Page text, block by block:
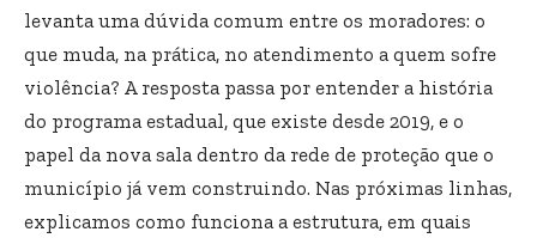
levanta uma dúvida comum entre os moradores: o
que muda, na prática, no atendimento a quem sofre
violência? A resposta passa por entender a história
do programa estadual, que existe desde 2019, e o
papel da nova sala dentro da rede de proteção que o
município já vem construindo. Nas próximas linhas,
explicamos como funciona a estrutura, em quais